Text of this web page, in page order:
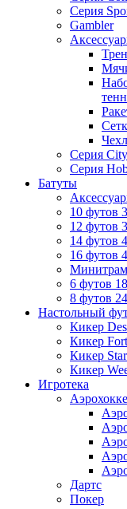
Серия
Gambler
Серия City
Серия
Батуты
10 футов
12 футов
14 футов
16 футов
6 футов
8 футов
Настольный
Кикер
Кикер
Кикер
Кикер
Игротека
Дартс
Покер